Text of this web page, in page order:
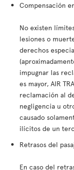
Compensación
No existen
lesiones o
derechos
impugnar las
es mayor, AIR
reclamación al
negligencia u
causado
ilícitos de un
Retrasos del
En caso del